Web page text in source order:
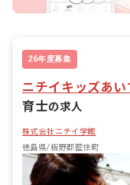
26年度募集
ニチイキッズあ
育士の求人
株式会社ニチイ学館
徳島県/板野郡藍住町